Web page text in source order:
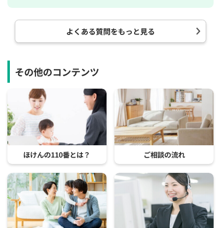
よくある質問をもっと見る
その他のコンテンツ
ほけんの110番とは？ ご相談の流れ